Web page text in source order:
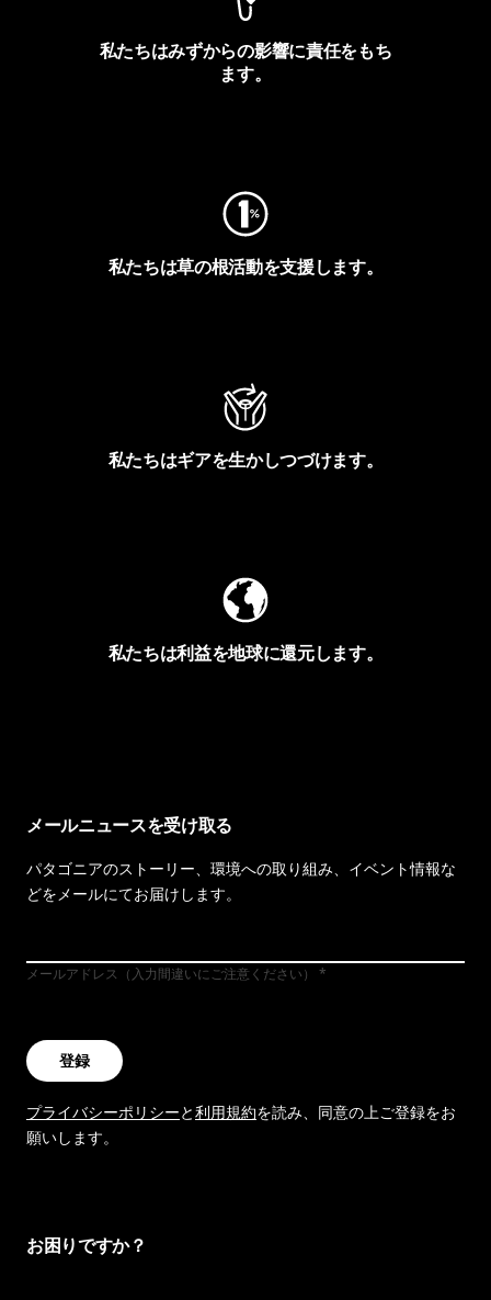
私たちはみずからの影響に責任をもち
ます。
私たちは草の根活動を支援します。
私たちはギアを生かしつづけます。
私たちは利益を地球に還元します。
メールニュースを受け取る
パタゴニアのストーリー、環境への取り組み、イベント情報な
どをメールにてお届けします。
メールアドレス（入力間違いにご注意ください）
登録
プライバシーポリシーと利用規約を読み、同意の上ご登録をお
願いします。
お困りですか？